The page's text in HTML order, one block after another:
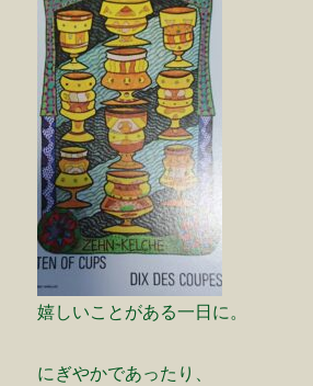
嬉しいことがある一日に。
にぎやかであったり、